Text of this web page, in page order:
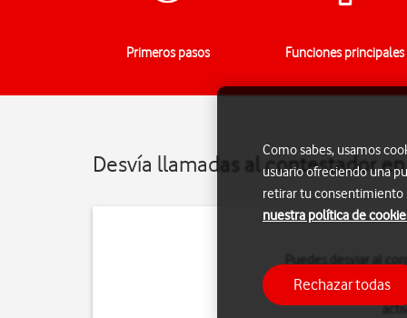
Primeros pasos Funciones principales
Desvía llamadas al contestador
Para saber más
Como sabes, usamos
usuario ofreciendo una
retirar tu consentimiento
nuestra política de
Rechazar todas